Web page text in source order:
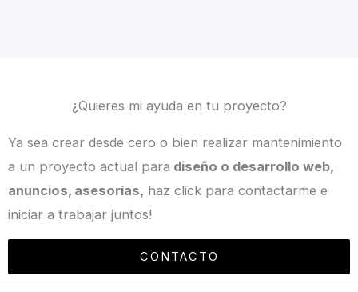
¿Quieres mi ayuda en tu proyecto?
Ya sea crear desde cero o bien realizar mantenimiento
a un proyecto actual para diseño o desarrollo web,
anuncios, asesorías, haz click para contactarme e
iniciar a trabajar juntos!
CONTACTO